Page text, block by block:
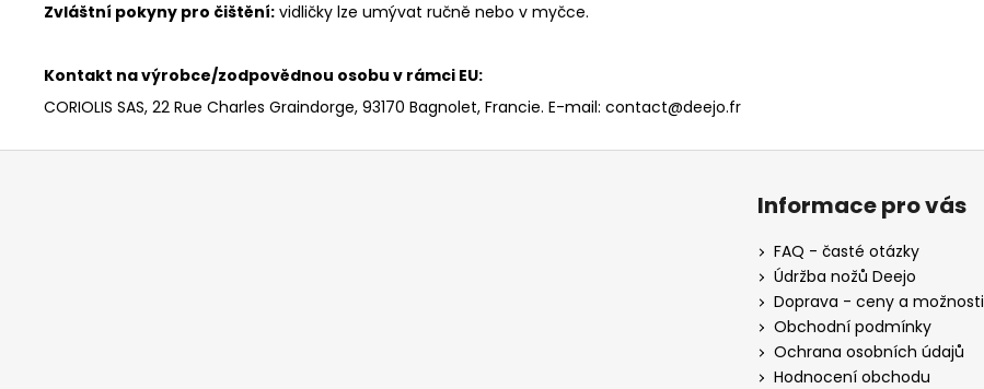
Zvláštní pokyny pro čištění: vidličky lze umývat ručně nebo v myčce.
Kontakt na výrobce/zodpovědnou osobu v rámci EU:
CORIOLIS SAS, 22 Rue Charles Graindorge, 93170 Bagnolet, Francie. E-mail: contact@deejo.fr
Z
Informace pro vás
FAQ - časté otázky
Údržba nožů Deejo
Doprava - ceny a možnosti
Obchodní podmínky
Ochrana osobních údajů
Hodnocení obchodu